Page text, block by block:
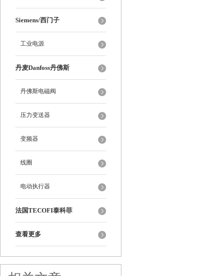
Siemens/西门子
工业电源
丹麦Danfoss丹佛斯
丹佛斯电磁阀
压力变送器
变频器
线圈
电动执行器
法国TECOFI泰科菲
查看更多